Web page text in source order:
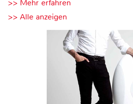
>> Mehr erfahren
>> Alle anzeigen